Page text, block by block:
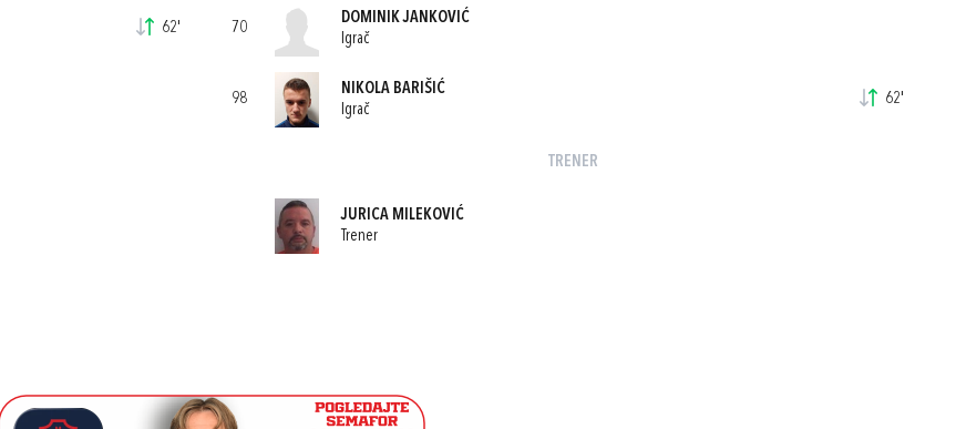
62' 70
DOMINIK JANKOVIĆ
Igrač
98
NIKOLA BARIŠIĆ
Igrač
62'
TRENER
JURICA MILEKOVIĆ
Trener